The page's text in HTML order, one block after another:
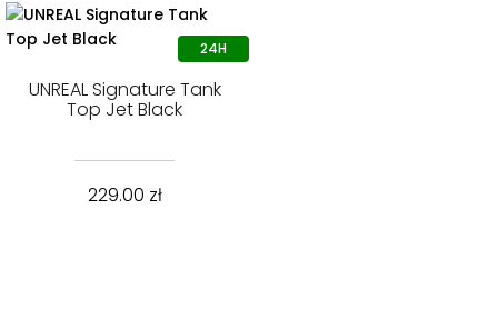
UNREAL Signature Tank
Top Jet Black
229.00 zł